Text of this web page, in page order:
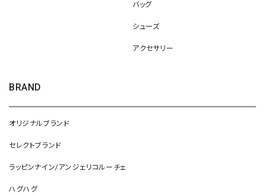
バッグ
シューズ
アクセサリー
BRAND
オリジナルブランド
セレクトブランド
ラッピンナイン/アンジェリコルーチェ
ハグハグ